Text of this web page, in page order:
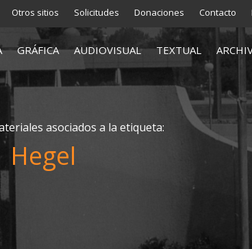
Otros sitios Solicitudes Donaciones Contacto
GRÁFICA AUDIOVISUAL TEXTUAL
asociados a la etiqueta:
Hegel